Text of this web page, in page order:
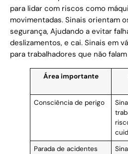
para lidar com riscos como
movimentadas. Sinais orientam
segurança, Ajudando a evitar
deslizamentos, e cai. Sinais em
para trabalhadores que não
Área importante
Consciência de perigo
Parada de acidentes